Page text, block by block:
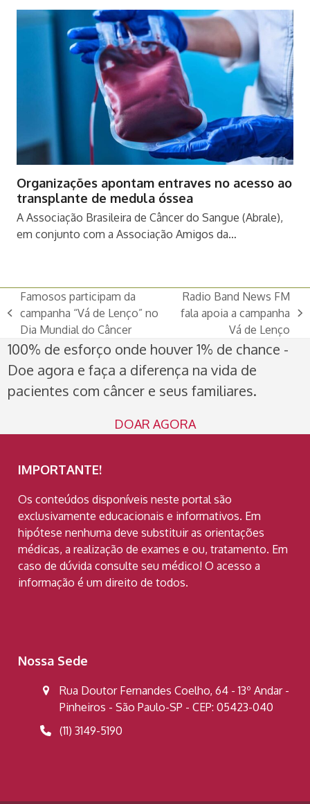
Organizações apontam entraves no acesso ao
transplante de medula óssea
A Associação Brasileira de Câncer do Sangue (Abrale),
em conjunto com a Associação Amigos da…
previous
post:
Famosos participam da
campanha “Vá de Lenço” no
Dia Mundial do Câncer
next
Radio Band News FM
fala apoia a campanha
Vá de Lenço
100% de esforço onde houver 1% de chance -
Doe agora e faça a diferença na vida de
pacientes com câncer e seus familiares.
DOAR AGORA
IMPORTANTE!
Os conteúdos disponíveis neste portal são
exclusivamente educacionais e informativos. Em
hipótese nenhuma deve substituir as orientações
médicas, a realização de exames e ou, tratamento. Em
caso de dúvida consulte seu médico! O acesso a
informação é um direito de todos.
Nossa Sede
Rua Doutor Fernandes Coelho, 64 - 13º Andar -
Pinheiros - São Paulo-SP - CEP: 05423-040
(11) 3149-5190